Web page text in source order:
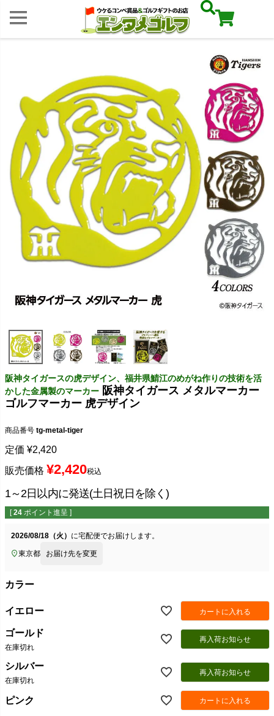
阪神タイガースの虎デザイン、福井県鯖江のめがね作りの技術を活
かした金属製のマーカー 阪神タイガース メタルマーカー
ゴルフマーカー 虎デザイン
商品番号 tg-metal-tiger
定価 ¥2,420
販売価格 ¥2,420税込
1～2日以内に発送(土日祝日を除く)
[ 24 ポイント進呈 ]
2026/08/18（火） に宅配便でお届けします。
東京都 お届け先を変更
カラー
イエロー カートに入れる
ゴールド
在庫切れ
再入荷お知らせ
シルバー
在庫切れ
再入荷お知らせ
ピンク カートに入れる